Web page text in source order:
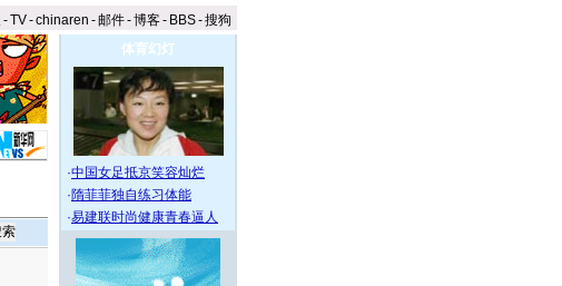
-TV-chinaren -邮件-博客- BBS-搜狗
体育幻灯
·中国女足抵京笑容灿烂
·隋菲菲独自练习体能
·易建联时尚健康青春逼人